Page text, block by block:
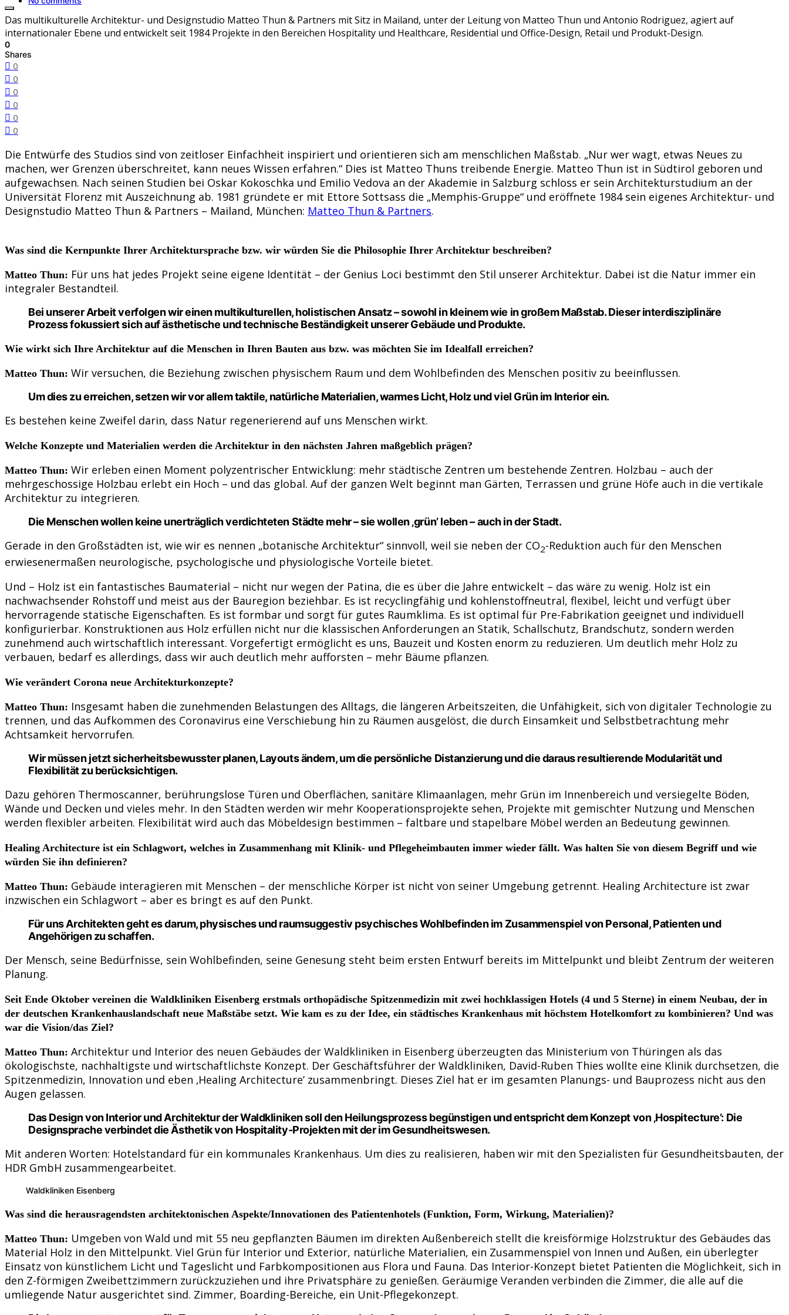
Das multikulturelle Architektur- und Designstudio Matteo Thun & Partners mit Sitz in Mailand, unter der Leitung von Matteo Thun und Antonio Rodriguez, agiert auf
internationaler Ebene und entwickelt seit 1984 Projekte in den Bereichen Hospitality und Healthcare, Residential und Office-Design, Retail und Produkt-Design.
0
Shares
0
0
0
0
0
0
Die Entwürfe des Studios sind von zeitloser Einfachheit inspiriert und orientieren sich am menschlichen Maßstab. „Nur wer wagt, etwas Neues zu
machen, wer Grenzen überschreitet, kann neues Wissen erfahren.“ Dies ist Matteo Thuns treibende Energie. Matteo Thun ist in Südtirol geboren und
aufgewachsen. Nach seinen Studien bei Oskar Kokoschka und Emilio Vedova an der Akademie in Salzburg schloss er sein Architekturstudium an der
Universität Florenz mit Auszeichnung ab. 1981 gründete er mit Ettore Sottsass die „Memphis-Gruppe“ und eröffnete 1984 sein eigenes Architektur- und
Designstudio Matteo Thun & Partners – Mailand, München: Matteo Thun & Partners.
Was sind die Kernpunkte Ihrer Architektursprache bzw. wir würden Sie die Philosophie Ihrer Architektur beschreiben?
Matteo Thun: Für uns hat jedes Projekt seine eigene Identität – der Genius Loci bestimmt den Stil unserer Architektur. Dabei ist die Natur immer ein
integraler Bestandteil.
Bei unserer Arbeit verfolgen wir einen multikulturellen, holistischen Ansatz – sowohl in kleinem wie in großem Maßstab. Dieser interdisziplinäre
Prozess fokussiert sich auf ästhetische und technische Beständigkeit unserer Gebäude und Produkte.
Wie wirkt sich Ihre Architektur auf die Menschen in Ihren Bauten aus bzw. was möchten Sie im Idealfall erreichen?
Matteo Thun: Wir versuchen, die Beziehung zwischen physischem Raum und dem Wohlbefinden des Menschen positiv zu beeinflussen.
Um dies zu erreichen, setzen wir vor allem taktile, natürliche Materialien, warmes Licht, Holz und viel Grün im Interior ein.
Es bestehen keine Zweifel darin, dass Natur regenerierend auf uns Menschen wirkt.
Welche Konzepte und Materialien werden die Architektur in den nächsten Jahren maßgeblich prägen?
Matteo Thun: Wir erleben einen Moment polyzentrischer Entwicklung: mehr städtische Zentren um bestehende Zentren. Holzbau – auch der
mehrgeschossige Holzbau erlebt ein Hoch – und das global. Auf der ganzen Welt beginnt man Gärten, Terrassen und grüne Höfe auch in die vertikale
Architektur zu integrieren.
Die Menschen wollen keine unerträglich verdichteten Städte mehr – sie wollen ‚grün’ leben – auch in der Stadt.
Gerade in den Großstädten ist, wie wir es nennen „botanische Architektur“ sinnvoll, weil sie neben der CO2-Reduktion auch für den Menschen
erwiesenermaßen neurologische, psychologische und physiologische Vorteile bietet.
Und – Holz ist ein fantastisches Baumaterial – nicht nur wegen der Patina, die es über die Jahre entwickelt – das wäre zu wenig. Holz ist ein
nachwachsender Rohstoff und meist aus der Bauregion beziehbar. Es ist recyclingfähig und kohlenstoffneutral, flexibel, leicht und verfügt über
hervorragende statische Eigenschaften. Es ist formbar und sorgt für gutes Raumklima. Es ist optimal für Pre-Fabrikation geeignet und individuell
konfigurierbar. Konstruktionen aus Holz erfüllen nicht nur die klassischen Anforderungen an Statik, Schallschutz, Brandschutz, sondern werden
zunehmend auch wirtschaftlich interessant. Vorgefertigt ermöglicht es uns, Bauzeit und Kosten enorm zu reduzieren. Um deutlich mehr Holz zu
verbauen, bedarf es allerdings, dass wir auch deutlich mehr aufforsten – mehr Bäume pflanzen.
Wie verändert Corona neue Architekturkonzepte?
Matteo Thun: Insgesamt haben die zunehmenden Belastungen des Alltags, die längeren Arbeitszeiten, die Unfähigkeit, sich von digitaler Technologie zu
trennen, und das Aufkommen des Coronavirus eine Verschiebung hin zu Räumen ausgelöst, die durch Einsamkeit und Selbstbetrachtung mehr
Achtsamkeit hervorrufen.
Wir müssen jetzt sicherheitsbewusster planen, Layouts ändern, um die persönliche Distanzierung und die daraus resultierende Modularität und
Flexibilität zu berücksichtigen.
Dazu gehören Thermoscanner, berührungslose Türen und Oberflächen, sanitäre Klimaanlagen, mehr Grün im Innenbereich und versiegelte Böden,
Wände und Decken und vieles mehr. In den Städten werden wir mehr Kooperationsprojekte sehen, Projekte mit gemischter Nutzung und Menschen
werden flexibler arbeiten. Flexibilität wird auch das Möbeldesign bestimmen – faltbare und stapelbare Möbel werden an Bedeutung gewinnen.
Healing Architecture ist ein Schlagwort, welches in Zusammenhang mit Klinik- und Pflegeheimbauten immer wieder fällt. Was halten Sie von diesem Begriff und wie
würden Sie ihn definieren?
Matteo Thun: Gebäude interagieren mit Menschen – der menschliche Körper ist nicht von seiner Umgebung getrennt. Healing Architecture ist zwar
inzwischen ein Schlagwort – aber es bringt es auf den Punkt.
Für uns Architekten geht es darum, physisches und raumsuggestiv psychisches Wohlbefinden im Zusammenspiel von Personal, Patienten und
Angehörigen zu schaffen.
Der Mensch, seine Bedürfnisse, sein Wohlbefinden, seine Genesung steht beim ersten Entwurf bereits im Mittelpunkt und bleibt Zentrum der weiteren
Planung.
Seit Ende Oktober vereinen die Waldkliniken Eisenberg erstmals orthopädische Spitzenmedizin mit zwei hochklassigen Hotels (4 und 5 Sterne) in einem Neubau, der in
der deutschen Krankenhauslandschaft neue Maßstäbe setzt. Wie kam es zu der Idee, ein städtisches Krankenhaus mit höchstem Hotelkomfort zu kombinieren? Und was
war die Vision/das Ziel?
Matteo Thun: Architektur und Interior des neuen Gebäudes der Waldkliniken in Eisenberg überzeugten das Ministerium von Thüringen als das
ökologischste, nachhaltigste und wirtschaftlichste Konzept. Der Geschäftsführer der Waldkliniken, David-Ruben Thies wollte eine Klinik durchsetzen, die
Spitzenmedizin, Innovation und eben ‚Healing Architecture’ zusammenbringt. Dieses Ziel hat er im gesamten Planungs- und Bauprozess nicht aus den
Augen gelassen.
Das Design von Interior und Architektur der Waldkliniken soll den Heilungsprozess begünstigen und entspricht dem Konzept von ‚Hospitecture’: Die
Designsprache verbindet die Ästhetik von Hospitality-Projekten mit der im Gesundheitswesen.
Mit anderen Worten: Hotelstandard für ein kommunales Krankenhaus. Um dies zu realisieren, haben wir mit den Spezialisten für Gesundheitsbauten, der
HDR GmbH zusammengearbeitet.
Waldkliniken Eisenberg
Was sind die herausragendsten architektonischen Aspekte/Innovationen des Patientenhotels (Funktion, Form, Wirkung, Materialien)?
Matteo Thun: Umgeben von Wald und mit 55 neu gepflanzten Bäumen im direkten Außenbereich stellt die kreisförmige Holzstruktur des Gebäudes das
Material Holz in den Mittelpunkt. Viel Grün für Interior und Exterior, natürliche Materialien, ein Zusammenspiel von Innen und Außen, ein überlegter
Einsatz von künstlichem Licht und Tageslicht und Farbkompositionen aus Flora und Fauna. Das Interior-Konzept bietet Patienten die Möglichkeit, sich in
den Z-förmigen Zweibettzimmern zurückzuziehen und ihre Privatsphäre zu genießen. Geräumige Veranden verbinden die Zimmer, die alle auf die
umliegende Natur ausgerichtet sind. Zimmer, Boarding-Bereiche, ein Unit-Pflegekonzept.